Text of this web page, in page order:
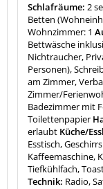
Schlafräume: 2
Betten
Wohnzimmer: 1
Bettwäsche
Nichtraucher,
Personen),
am Zimmer,
Zimmer/
Badezimmer mit
Toilettenpapier
erlaubt Küche/
Esstisch,
Kaffeemaschine,
Tiefkühlfach,
Technik: Radio,